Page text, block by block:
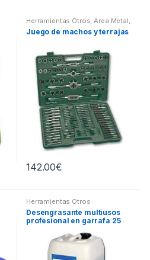
Herramientas Otros,Area Metal,
Roscas, Herramientas ,
Maletines Herramientas,
Juego de machos y terrajas
142.00€
Herramientas Otros
Desengrasante multiusos
profesional en garrafa 25